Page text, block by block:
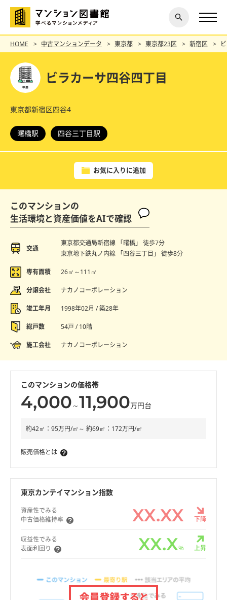
探す
閉じ
る
HOME 中古マンションデータ 東京都 東京都23区 新宿区
ビラカーサ四谷四丁目
東京都新宿区四谷4
曙橋駅 四谷三丁目駅
お気に入りに追加
このマンションの
生活環境と資産価値をAIで確認
交通
東京都交通局新宿線 「曙橋」 徒歩7分
東京地下鉄丸ノ内線 「四谷三丁目」 徒歩8分
専有面積 26㎡～111㎡
分譲会社 ナカノコーポレーション
竣工年月 1998年02月 / 築28年
総戸数 54戸 / 10階
施工会社 ナカノコーポレーション
このマンションの価格帯
4,000 ～11,900万円台
約42㎡：95万円/㎡～ 約69㎡：172万円/㎡
販売価格とは
東京カンテイマンション指数
資産性でみる
中古価格維持率
XX.XX 下降
収益性でみる
表面利回り
XX.X% 上昇